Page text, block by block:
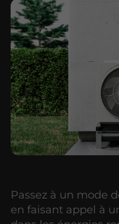
Passez à un mode
en faisant appel à